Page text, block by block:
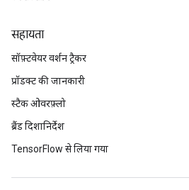
सहायता
सॉफ़्टवेयर वर्शन ट्रैकर
प्रॉडक्ट की जानकारी
स्टैक ओवरफ़्लो
ब्रैंड दिशानिर्देश
TensorFlow से लिया गया